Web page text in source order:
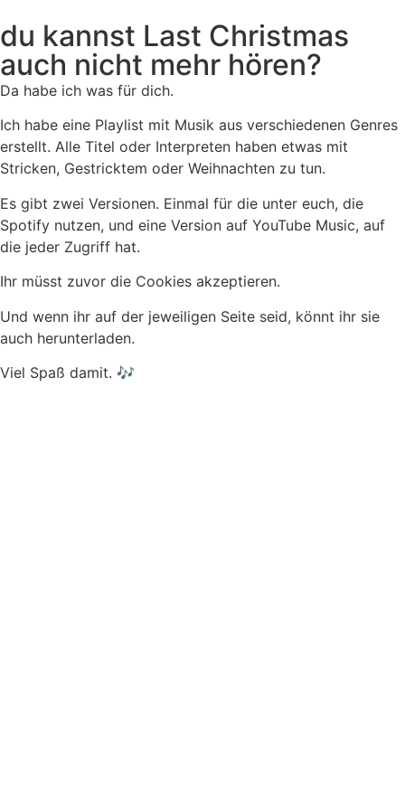
du kannst Last Christmas
auch nicht mehr hören?
Da habe ich was für dich.
Ich habe eine Playlist mit Musik aus verschiedenen Genres
erstellt. Alle Titel oder Interpreten haben etwas mit
Stricken, Gestricktem oder Weihnachten zu tun.
Es gibt zwei Versionen. Einmal für die unter euch, die
Spotify nutzen, und eine Version auf YouTube Music, auf
die jeder Zugriff hat.
Ihr müsst zuvor die Cookies akzeptieren.
Und wenn ihr auf der jeweiligen Seite seid, könnt ihr sie
auch herunterladen.
Viel Spaß damit. 🎶